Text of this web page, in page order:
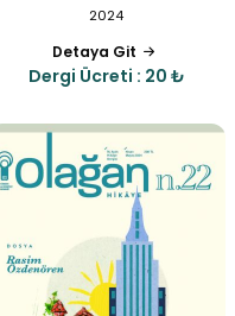
2024
Detaya Git
Dergi Ücreti : 20 ₺